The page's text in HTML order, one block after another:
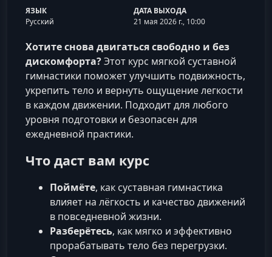
ЯЗЫК
Русский
ДАТА ВЫХОДА
21 мая 2026 г., 10:00
Хотите снова двигаться свободно и без
дискомфорта?Этот курс мягкой суставной
гимнастики поможет улучшить подвижность,
укрепить тело и вернуть ощущение легкости
в каждом движении. Подходит для любого
уровня подготовки и безопасен для
ежедневной практики.
Что даст вам курс
Поймёте, как суставная гимнастика
влияет на лёгкость и качество движений
в повседневной жизни.
Разберётесь, как мягко и эффективно
прорабатывать тело без перегрузки.